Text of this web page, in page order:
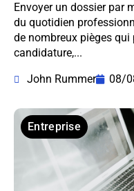
Envoyer un dossier par
du quotidien
de nombreux pièges
candidature,...
John Rummer
08/
Entreprise